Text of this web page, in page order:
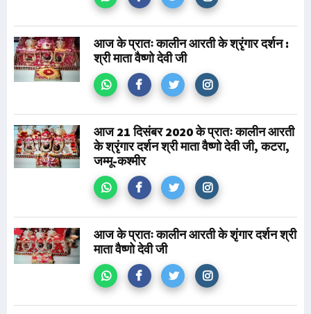
आज के प्रातः कालीन आरती के श्रृंगार दर्शन :
श्री माता वैष्णो देवी जी
आज 21 दिसंबर 2020 के प्रातः कालीन आरती
के श्रृंगार दर्शन श्री माता वैष्णो देवी जी, कटरा,
जम्मू-कश्मीर
आज के प्रातः कालीन आरती के शृंगार दर्शन श्री
माता वैष्णो देवी जी